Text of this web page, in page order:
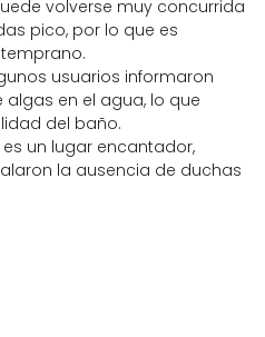
volverse muy concurrida
pico, por lo que es
usuarios informaron
en el agua, lo que
del baño.
un lugar encantador,
la ausencia de duchas